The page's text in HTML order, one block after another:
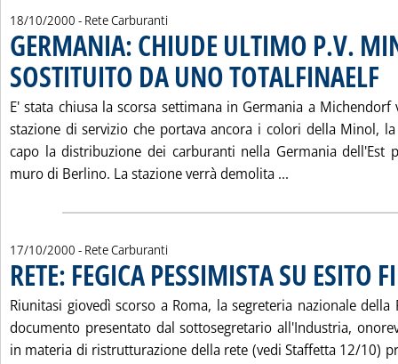
18/10/2000 - Rete Carburanti
GERMANIA: CHIUDE ULTIMO P.V.
SOSTITUITO DA UNO TOTALFINAELF
E' stata chiusa la scorsa settimana in Germania a
stazione di servizio che portava ancora i colori della Minol,
capo la distribuzione dei carburanti nella Germania dell'Est
muro di Berlino. La stazione verrà demolita ...
17/10/2000 - Rete Carburanti
RETE: FEGICA PESSIMISTA SU ESITO
Riunitasi giovedì scorso a Roma, la segreteria nazionale della
documento presentato dal sottosegretario all'Industria,
in materia di ristrutturazione della rete (vedi Staffetta 12/10)